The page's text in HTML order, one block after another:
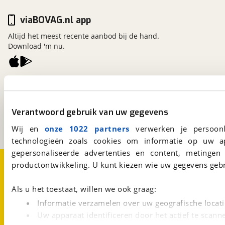
Verantwoord gebruik van uw gegevens
Wij en onze 1022 partners verwerken je
technologieën zoals cookies om informatie op
gepersonaliseerde advertenties en content,
productontwikkeling. U kunt kiezen wie uw gegevens
Als u het toestaat, willen we ook graag:
Informatie verzamelen over uw geografische
Uw apparaat identificeren door het actief te
3981 AJ
Bunnik
Een initiatief van
BOVAG
viaBOVAG.nl app
Altijd het meest recente aanbod bij de hand.
Download 'm nu.
Over viaBOVAG.nl Disclaimer- en Privacyverklaring
CookievoorkeurenVacatures